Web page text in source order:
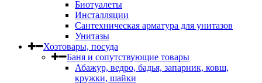
Биотуалеты
Инсталляции
Сантехническая арматура для унитазов
Унитазы
Хозтовары, посуда
Баня и сопутствующие товары
Абажур, ведро, бадья, запарник, ковш,
кружки, шайки